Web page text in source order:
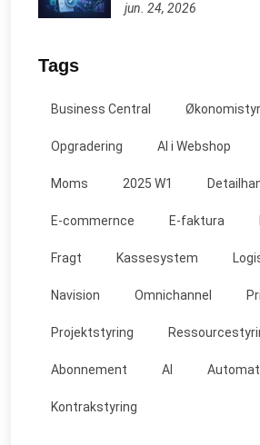
jun. 24, 2026
Tags
Business Central
Opgradering AI i Webshop
Moms 2025 W1
E-commernce E-faktura
Fragt Kassesystem
Navision Omnichannel
Projektstyring
Abonnement AI
Kontrakstyring